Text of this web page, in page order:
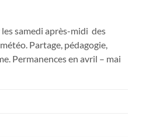
samedi après-midi des
Partage, pédagogie,
Permanences en avril – mai